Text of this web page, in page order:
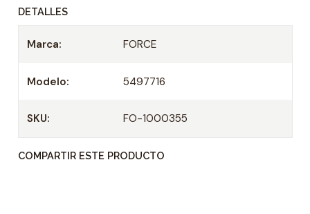
industrial e industrial. Esto debido a que gracias
a su fabricación, hecha bajo altos estándares
de calidad, esta copa garantiza fiabilidad y
Adecuado para todas las carracas de 1/2" y
mangos en T
Profundidad 22 mm.
DETALLES
Marca: FORCE
Modelo: 5497716
SKU: FO-1000355
COMPARTIR ESTE PRODUCTO